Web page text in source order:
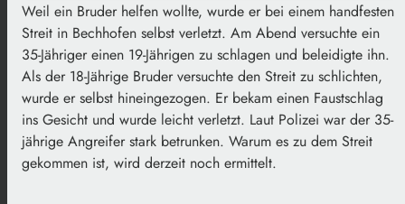
Weil ein Bruder helfen wollte, wurde er bei einem handfesten
Streit in Bechhofen selbst verletzt. Am Abend versuchte ein
35-Jähriger einen 19-Jährigen zu schlagen und beleidigte ihn.
Als der 18-Jährige Bruder versuchte den Streit zu schlichten,
wurde er selbst hineingezogen. Er bekam einen Faustschlag
ins Gesicht und wurde leicht verletzt. Laut Polizei war der 35-
jährige Angreifer stark betrunken. Warum es zu dem Streit
gekommen ist, wird derzeit noch ermittelt.